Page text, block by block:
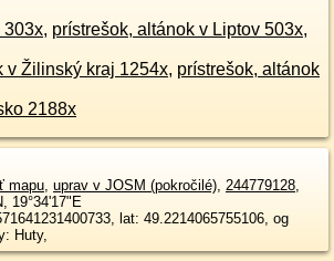
303x, prístrešok, altánok v Liptov 503x,
v Žilinský kraj 1254x, prístrešok, altánok
2188x
mapu, uprav v JOSM (pokročilé), 244779128,
, 19°34'17"E
lat: 49.2214065755106, og
Huty,